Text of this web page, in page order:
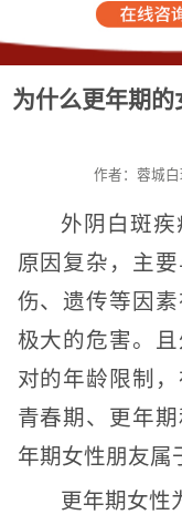
为什么更年期
作者：蓉城
外阴白斑
原因复杂，主
伤、遗传等因
极大的危害。
对的年龄限制
青春期、更年
年期女性朋友属
更年期女性